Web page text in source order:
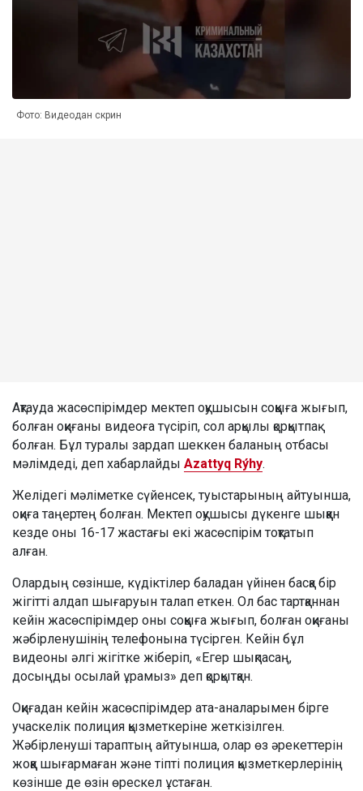
Фото: Видеодан скрин
Ақтауда жасөспірімдер мектеп оқушысын соққыға жығып,
болған оқиғаны видеоға түсіріп, сол арқылы қорқытпақ
болған. Бұл туралы зардап шеккен баланың отбасы
мәлімдеді, деп хабарлайды Azattyq Rýhy.
Желідегі мәліметке сүйенсек, туыстарының айтуынша,
оқиға таңертең болған. Мектеп оқушысы дүкенге шыққан
кезде оны 16-17 жастағы екі жасөспірім тоқтатып
алған.
Олардың сөзінше, күдіктілер баладан үйінен басқа бір
жігітті алдап шығаруын талап еткен. Ол бас тартқаннан
кейін жасөспірімдер оны соққыға жығып, болған оқиғаны
жәбірленушінің телефонына түсірген. Кейін бұл
видеоны әлгі жігітке жіберіп, «Егер шықпасаң,
досыңды осылай ұрамыз» деп қорқытқан.
Оқиғадан кейін жасөспірімдер ата-аналарымен бірге
учаскелік полиция қызметкеріне жеткізілген.
Жәбірленуші тараптың айтуынша, олар өз әрекеттерін
жоққа шығармаған және тіпті полиция қызметкерлерінің
көзінше де өзін өрескел ұстаған.